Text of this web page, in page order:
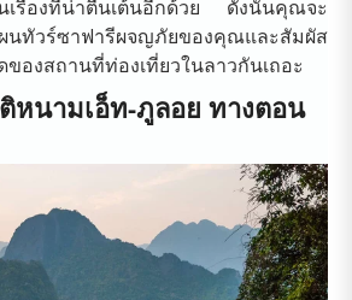
เรื่องที่น่าตื่นเต้นอีกด้วย ดังนั้นคุณจะ
นทัวร์ซาฟารีผจญภัยของคุณและสัมผัส
องสถานที่ท่องเที่ยวในลาวกันเถอะ
หนามเอ็ท-ภูลอย ทางตอน